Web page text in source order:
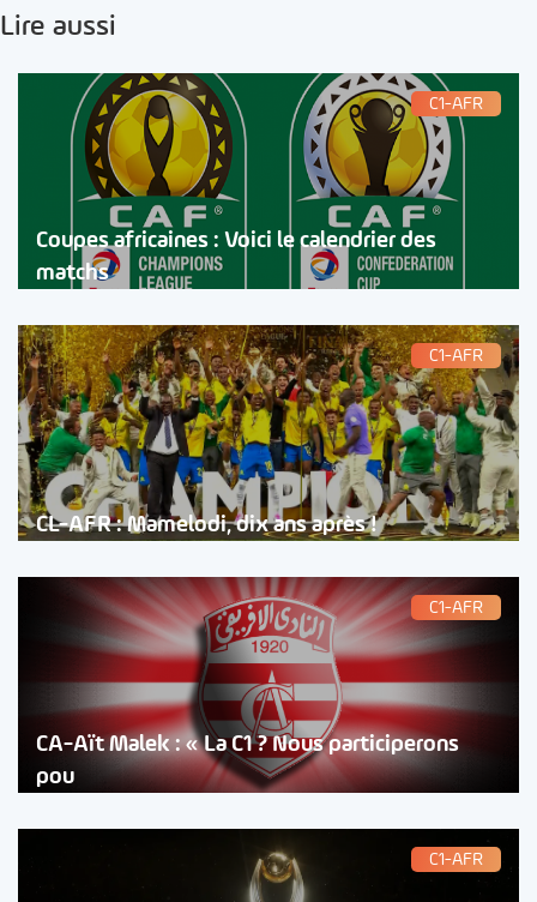
Lire aussi
C1-AFR
Coupes africaines : Voici le calendrier des
matchs
C1-AFR
CL-AFR : Mamelodi, dix ans après !
C1-AFR
CA-Aït Malek : « La C1 ? Nous participerons
pou
C1-AFR